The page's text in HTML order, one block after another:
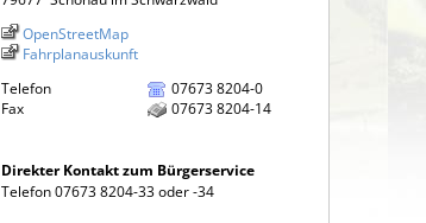
OpenStreetMap
Fahrplanauskunft
Telefon
07673 8204-0
Fax
07673 8204-14
Direkter Kontakt zum Bürgerservice
Telefon 07673 8204-33 oder -34